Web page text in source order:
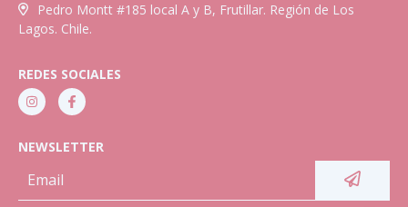
Pedro Montt #185 local A y B, Frutillar. Región de Los
Lagos. Chile.
REDES SOCIALES
NEWSLETTER